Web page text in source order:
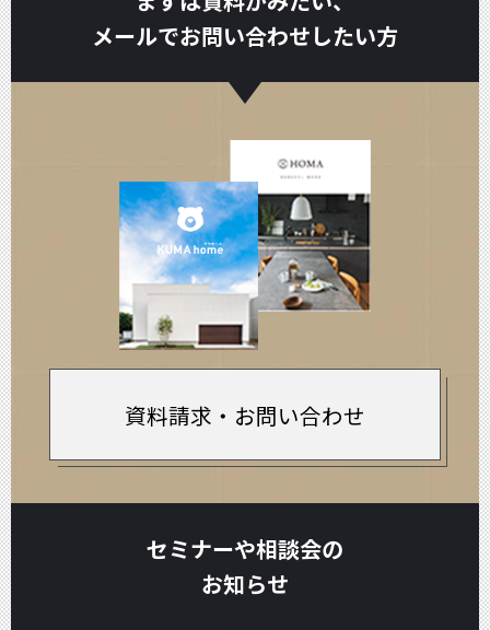
メールでお問い合わせしたい方
資料請求・お問い合わせ
セミナーや相談会の
お知らせ